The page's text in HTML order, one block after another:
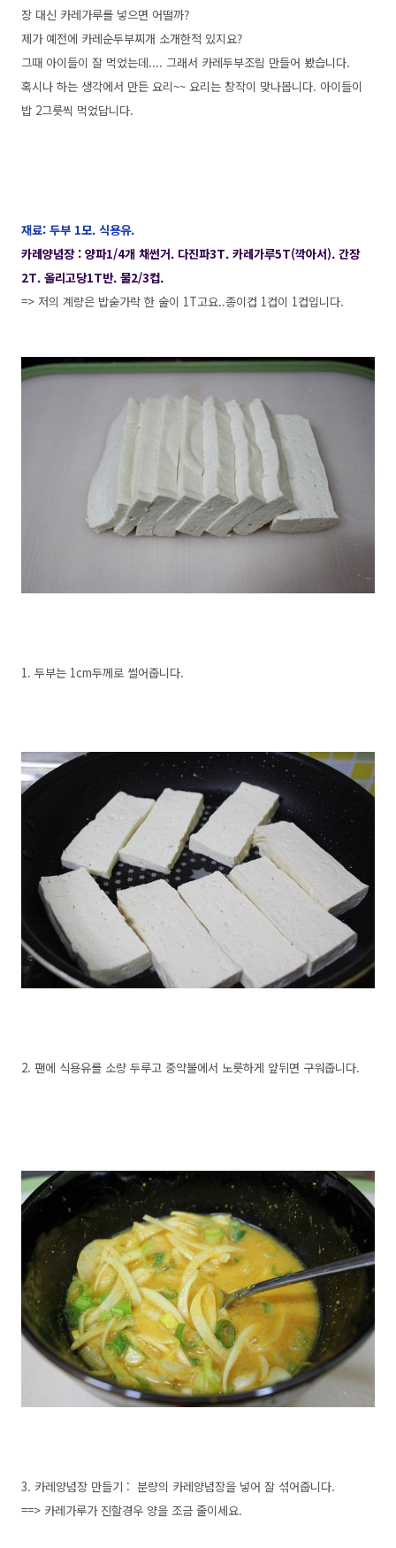
장 대신 카레가루를 넣으면 어떨까?
제가 예전에 카레순두부찌개 소개한적 있지요?
그때 아이들이 잘 먹었는데.... 그래서 카레두부조림 만들어 봤습니다.
혹시나 하는 생각에서 만든 요리~~ 요리는 창작이 맞나봅니다. 아이들이
밥 2그릇씩 먹었답니다.
재료: 두부 1모. 식용유.
카레양념장 : 양파1/4개 채썬거. 다진파3T. 카레가루5T(깍아서). 간장
2T. 올리고당1T반. 물2/3컵.
=> 저의 계량은 밥숟가락 한 술이 1T고요..종이컵 1컵이 1컵입니다.
1. 두부는 1cm두께로 썰어줍니다.
2. 팬에 식용유를 소량 두루고 중약불에서 노릇하게 앞뒤면 구워줍니다.
3. 카레양념장 만들기 : 분량의 카레양념장을 넣어 잘 섞어줍니다.
==> 카레가루가 진할경우 양을 조금 줄이세요.